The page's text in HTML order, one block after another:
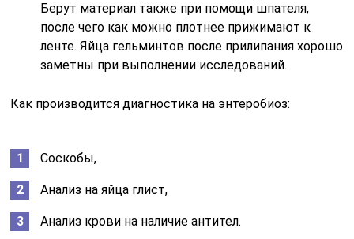
Берут материал также при помощи шпателя,
после чего как можно плотнее прижимают к
ленте. Яйца гельминтов после прилипания хорошо
заметны при выполнении исследований.
Как производится диагностика на энтеробиоз:
Соскобы,
Анализ на яйца глист,
Анализ крови на наличие антител.